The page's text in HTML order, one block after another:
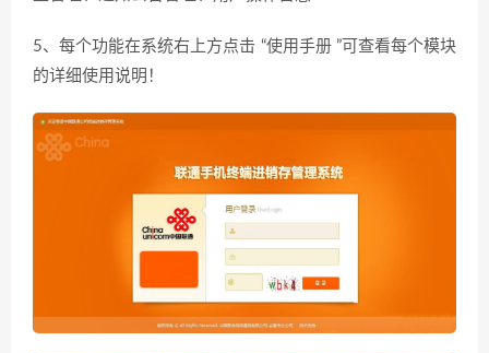
5、每个功能在系统右上方点击 “使用手册 ”可查看每个模块
的详细使用说明！